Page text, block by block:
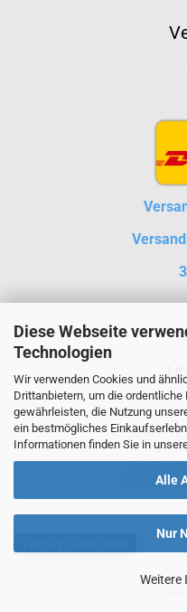
Diese Webseite
Technologien
Wir verwenden Cookies und
Drittanbietern, um die
gewährleisten, die Nutzung
ein bestmögliches
Informationen finden Sie in
Alle
Nur
Weitere
Seit über 15
Top
Über 230